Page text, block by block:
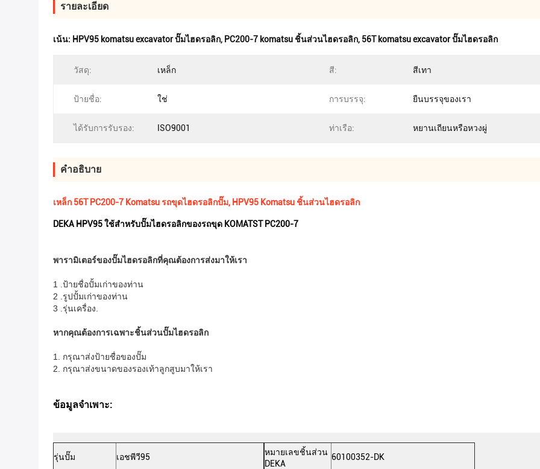
รายละเอียด
เน้น: HPV95 komatsu excavator ปั๊มไฮดรอลิก, PC200-7 komatsu ชิ้นส่วนไฮดรอลิก, 56T komatsu excavator ปั๊มไฮดรอลิก
วัสดุ: เหล็ก สี: สีเทา
ป้ายชื่อ: ใช่ การบรรจุ: ยืนบรรจุของเรา
ได้รับการรับรอง: ISO9001 ท่าเรือ: หยานเถียนหรือหวงผู่
คําอธิบาย
เหล็ก 56T PC200-7 Komatsu รถขุดไฮดรอลิกปั๊ม, HPV95 Komatsu ชิ้นส่วนไฮดรอลิก
DEKA HPV95 ใช้สำหรับปั๊มไฮดรอลิกของรถขุด KOMATST PC200-7
พารามิเตอร์ของปั๊มไฮดรอลิกที่คุณต้องการส่งมาให้เรา
1 .ป้ายชื่อปั้มเก่าของท่าน
2 .รูปปั้มเก่าของท่าน
3 .รุ่นเครื่อง.
หากคุณต้องการเฉพาะชิ้นส่วนปั๊มไฮดรอลิก
1. กรุณาส่งป้ายชื่อของปั๊ม
2. กรุณาส่งขนาดของรองเท้าลูกสูบมาให้เรา
ข้อมูลจำเพาะ:
รุ่นปั๊ม เอชพีวี95
หมายเลขชิ้นส่วน
DEKA
60100352-DK